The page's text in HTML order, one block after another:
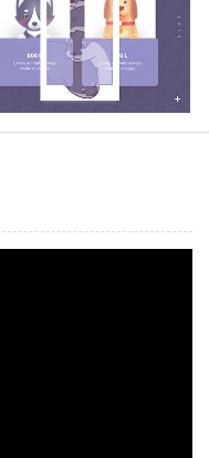
배의영 부가세